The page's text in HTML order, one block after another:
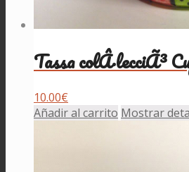
Tassa colÂ·lecciÃ³
10.00€
Añadir al carrito Mostrar